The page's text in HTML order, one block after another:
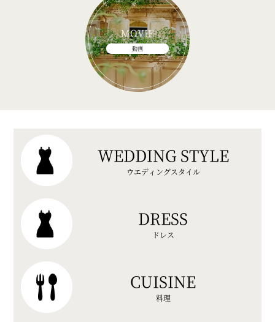
MOVIE
動画
WEDDING STYLE
ウエディングスタイル
DRESS
ドレス
CUISINE
料理